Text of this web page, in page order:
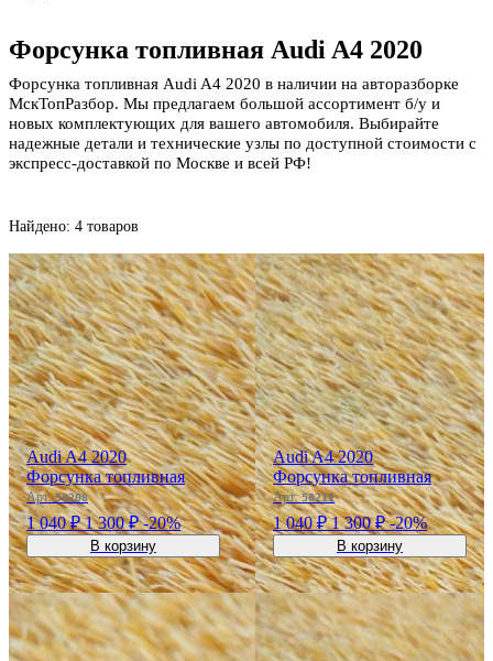
Форсунка топливная Audi A4 2020
Форсунка топливная Audi A4 2020 в наличии на авторазборке
МскТопРазбор. Мы предлагаем большой ассортимент б/у и
новых комплектующих для вашего автомобиля. Выбирайте
надежные детали и технические узлы по доступной стоимости с
экспресс-доставкой по Москве и всей РФ!
Найдено: 4 товаров
Audi A4 2020
Форсунка топливная
Арт:58208
1 040 ₽1 300 ₽-20%
В корзину
Audi A4 2020
Форсунка топливная
Арт:58211
1 040 ₽1 300 ₽-20%
В корзину